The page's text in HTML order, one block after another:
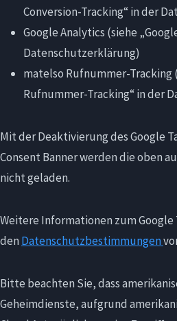
Conversion-Tracking“ in der
Google Analytics (siehe
Datenschutzerklärung)
matelso Rufnummer-Tracking
Rufnummer-Tracking“ in der
Mit der Deaktivierung des Google
Consent Banner werden die oben
nicht geladen.
Weitere Informationen zum Google
den Datenschutzbestimmungen
Bitte beachten Sie, dass
Geheimdienste, aufgrund